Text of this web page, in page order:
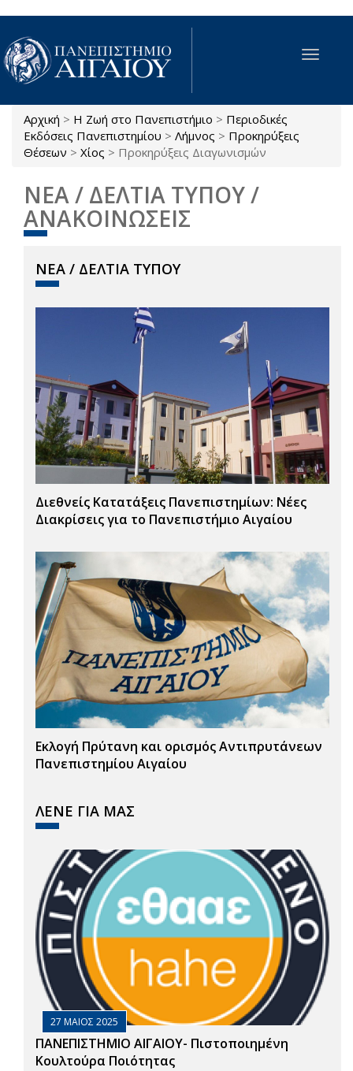
Παράκαμψη προς το κυρίως περιεχόμενο
Toggle
Είστε εδώ
Αρχική > Η Ζωή στο Πανεπιστήμιο > Περιοδικές
Εκδόσεις Πανεπιστημίου > Λήμνος > Προκηρύξεις
Θέσεων > Χίος > Προκηρύξεις Διαγωνισμών
ΝΕΑ / ΔΕΛΤΙΑ ΤΥΠΟΥ /
ΑΝΑΚΟΙΝΩΣΕΙΣ
ΝΕΑ / ΔΕΛΤΙΑ ΤΥΠΟΥ
Διεθνείς Κατατάξεις Πανεπιστημίων: Νέες
Διακρίσεις για το Πανεπιστήμιο Αιγαίου
Εκλογή Πρύτανη και ορισμός Αντιπρυτάνεων
Πανεπιστημίου Αιγαίου
ΛΕΝΕ ΓΙΑ ΜΑΣ
27 ΜΑΙΟΣ 2025
ΠΑΝΕΠΙΣΤΗΜΙΟ ΑΙΓΑΙΟΥ- Πιστοποιημένη
Κουλτούρα Ποιότητας